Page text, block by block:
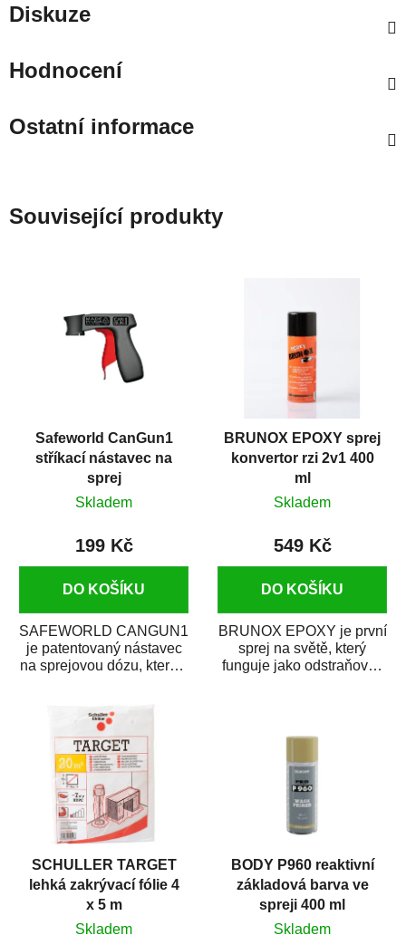
Diskuze
Hodnocení
Ostatní informace
Související produkty
Safeworld CanGun1
stříkací nástavec na
sprej
Skladem
199 Kč
DO KOŠÍKU
SAFEWORLD CANGUN1
je patentovaný nástavec
na sprejovou dózu, který ji
BRUNOX EPOXY sprej
konvertor rzi 2v1 400
ml
Skladem
549 Kč
DO KOŠÍKU
BRUNOX EPOXY je první
sprej na světě, který
funguje jako odstraňovač
SCHULLER TARGET
lehká zakrývací fólie 4
x 5 m
Skladem
BODY P960 reaktivní
základová barva ve
spreji 400 ml
Skladem